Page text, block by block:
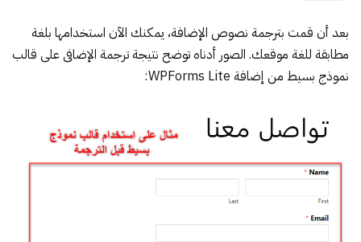
بعد أن قمت بترجمة نصوص الإضافة، يمكنك الآن استخدامها بلغة
مطابقة للغة موقعك. الصور أدناه توضح نتيجة ترجمة الإضافى على قالب
نموذج بسيط من إضافة WPForms Lite: